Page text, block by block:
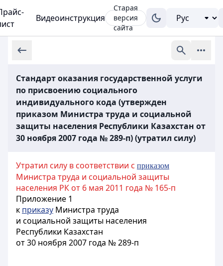
Видеоинструкция
Старая
версия
сайта
Стандарт оказания государственной услуги
по присвоению социального
индивидуального кода (утвержден
приказом Министра труда и социальной
защиты населения Республики Казахстан от
30 ноября 2007 года № 289-п) (утратил силу)
Утратил силу в соответствии с приказом
Министра труда и социальной защиты
населения РК от 6 мая 2011 года № 165-п
Приложение 1
к приказу Министра труда
и социальной защиты населения
Республики Казахстан
от 30 ноября 2007 года № 289-п